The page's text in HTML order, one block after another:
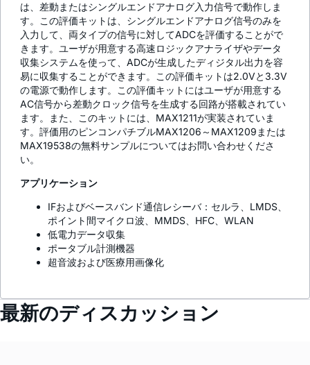
は、差動またはシングルエンドアナログ入力信号で動作しま
す。この評価キットは、シングルエンドアナログ信号のみを
入力して、両タイプの信号に対してADCを評価することがで
きます。ユーザが用意する高速ロジックアナライザやデータ
収集システムを使って、ADCが生成したディジタル出力を容
易に収集することができます。この評価キットは2.0Vと3.3V
の電源で動作します。この評価キットにはユーザが用意する
AC信号から差動クロック信号を生成する回路が搭載されてい
ます。また、このキットには、MAX1211が実装されていま
す。評価用のピンコンパチブルMAX1206～MAX1209または
MAX19538の無料サンプルについてはお問い合わせくださ
い。
アプリケーション
IFおよびベースバンド通信レシーバ：セルラ、LMDS、
ポイント間マイクロ波、MMDS、HFC、WLAN
低電力データ収集
ポータブル計測機器
超音波および医療用画像化
最新のディスカッション